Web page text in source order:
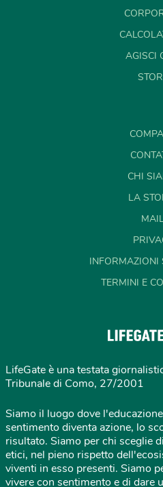
AGISCI
CHI
LA
INFORMAZIONI
TERMINI E
LifeGate è una testata
Tribunale di Como, 27/2001
Siamo il luogo dove
sentimento diventa azione, lo
risultato. Siamo per chi sceglie
etici, nel pieno rispetto
viventi in esso presenti. Siamo
vivere con sentimento e di dare